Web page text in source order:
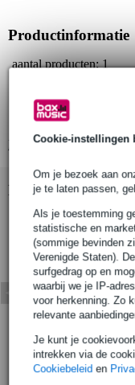
Cookie-instellingen
Om je bezoek aan
je te laten passen,
Als je toestemming
statistische en
(sommige bevinden
Verenigde Staten).
surfgedrag op en
waarbij we je IP-
voor herkenning. Zo
relevante
Je kunt je
intrekken via de
Cookiebeleid en
Productinformatie
aantal producten: 1
materialen:
roestvast staal, oogbout
Bekijk alle
Bekijk ook eens (1)